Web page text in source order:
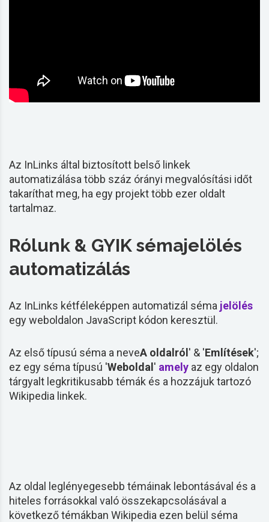
Az InLinks által biztosított belső linkek
automatizálása több száz órányi megvalósítási időt
takaríthat meg, ha egy projekt több ezer oldalt
tartalmaz.
Rólunk & GYIK sémajelölés
automatizálás
Az InLinks kétféleképpen automatizál séma jelölés
egy weboldalon JavaScript kódon keresztül.
Az első típusú séma a neveA oldalról' & 'Említések';
ez egy séma típusú 'Weboldal' amely az egy oldalon
tárgyalt legkritikusabb témák és a hozzájuk tartozó
Wikipedia linkek.
Az oldal leglényegesebb témáinak lebontásával és a
hiteles forrásokkal való összekapcsolásával a
következő témákban Wikipedia ezen belül séma